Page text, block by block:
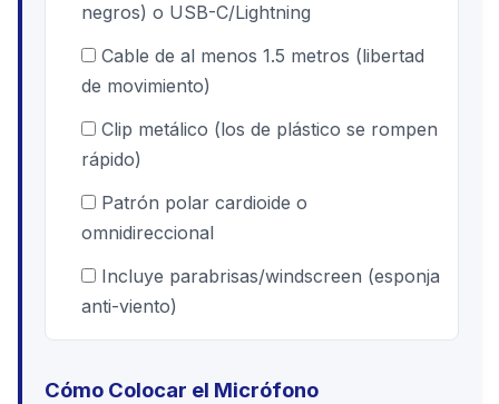
negros) o USB-C/Lightning
Cable de al menos 1.5 metros (libertad
de movimiento)
Clip metálico (los de plástico se rompen
rápido)
Patrón polar cardioide o
omnidireccional
Incluye parabrisas/windscreen (esponja
anti-viento)
Cómo Colocar el Micrófono